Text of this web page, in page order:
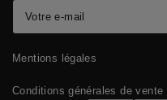
Mentions légales
Conditions générales de vente